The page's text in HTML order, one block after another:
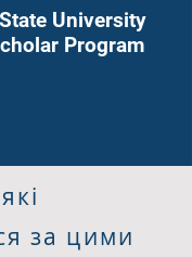
University
Program
за цими